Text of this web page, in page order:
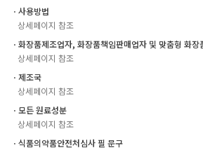
ㆍ사용방법
상세페이지 참조
ㆍ화장품제조업자, 화장품책임판매업자 및 맞춤형 화장
상세페이지 참조
ㆍ제조국
상세페이지 참조
ㆍ모든 원료성분
상세페이지 참조
ㆍ식품의약품안전처심사 필 문구